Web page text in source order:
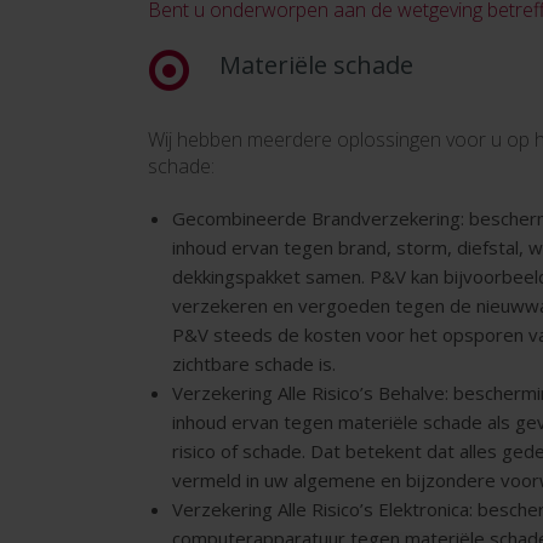
Bent u onderworpen aan de wetgeving
Materiële schade
Wij hebben meerdere oplossingen voor u op
schade:
Gecombineerde Brandverzekering:
inhoud ervan tegen brand, storm, diefstal,
dekkingspakket samen. P&V kan
verzekeren en vergoeden tegen de
P&V steeds de kosten voor het opsporen
zichtbare schade is.
Verzekering Alle Risico’s Behalve:
inhoud ervan tegen materiële schade als
risico of schade. Dat betekent dat alles
vermeld in uw algemene en bijzondere
Verzekering Alle Risico’s Elektronica: